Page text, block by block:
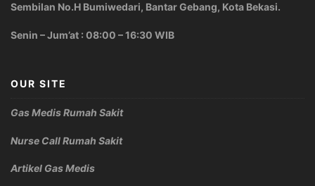
Sembilan No.H Bumiwedari, Bantar Gebang, Kota Bekasi.
Senin – Jum’at : 08:00 – 16:30 WIB
OUR SITE
Gas Medis Rumah Sakit
Nurse Call Rumah Sakit
Artikel Gas Medis